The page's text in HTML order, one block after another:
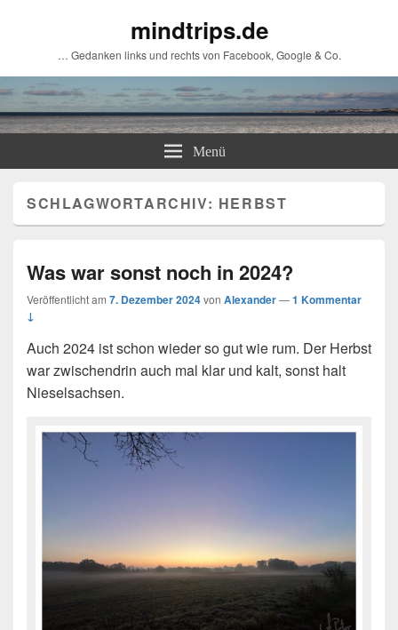
mindtrips.de
… Gedanken links und rechts von Facebook, Google & Co.
Menü
SCHLAGWORTARCHIV: HERBST
Was war sonst noch in 2024?
Veröffentlicht am 7. Dezember 2024von Alexander—1 Kommentar
↓
Auch 2024 ist schon wieder so gut wie rum. Der Herbst
war zwischendrin auch mal klar und kalt, sonst halt
Nieselsachsen.